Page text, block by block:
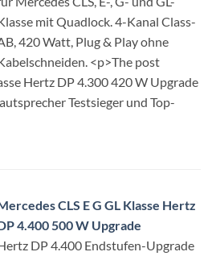
mit Quadlock. 4-Kanal Class-
420 Watt, Plug & Play ohne
<p>The post
Hertz DP 4.300 420 W Upgrade
Testsieger und Top-
CLS E G GL Klasse Hertz
4.400 500 W Upgrade
DP 4.400 Endstufen-Upgrade